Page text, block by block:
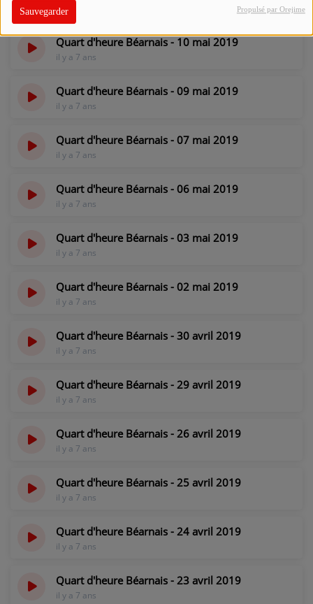
Sauvegarder Propulsé par Orejime
il y a 7 ans
Quart d'heure Béarnais - 10 mai 2019
il y a 7 ans
Quart d'heure Béarnais - 09 mai 2019
il y a 7 ans
Quart d'heure Béarnais - 07 mai 2019
il y a 7 ans
Quart d'heure Béarnais - 06 mai 2019
il y a 7 ans
Quart d'heure Béarnais - 03 mai 2019
il y a 7 ans
Quart d'heure Béarnais - 02 mai 2019
il y a 7 ans
Quart d'heure Béarnais - 30 avril 2019
il y a 7 ans
Quart d'heure Béarnais - 29 avril 2019
il y a 7 ans
Quart d'heure Béarnais - 26 avril 2019
il y a 7 ans
Quart d'heure Béarnais - 25 avril 2019
il y a 7 ans
Quart d'heure Béarnais - 24 avril 2019
il y a 7 ans
Quart d'heure Béarnais - 23 avril 2019
il y a 7 ans